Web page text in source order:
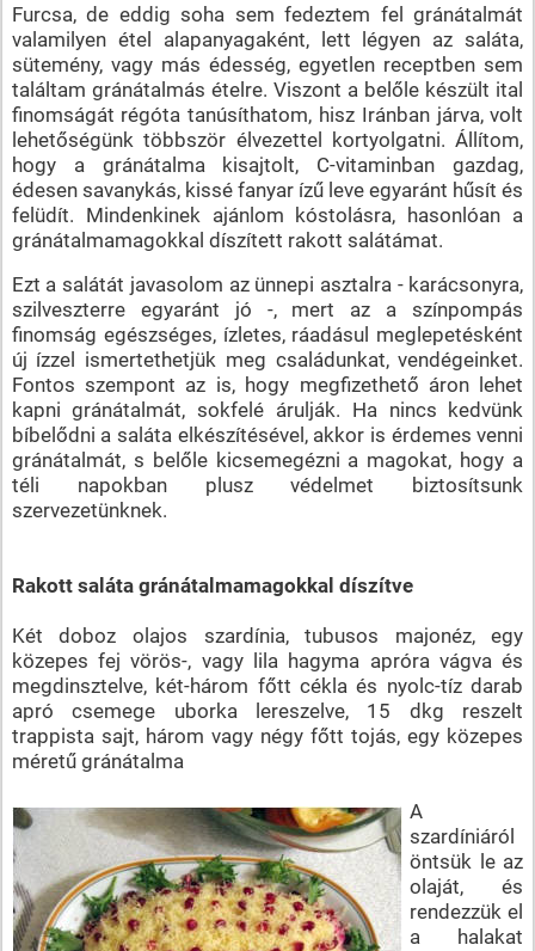
Furcsa, de eddig soha sem fedeztem fel gránátalmát
valamilyen étel alapanyagaként, lett légyen az saláta,
sütemény, vagy más édesség, egyetlen receptben sem
találtam gránátalmás ételre. Viszont a belőle készült ital
finomságát régóta tanúsíthatom, hisz Iránban járva, volt
lehetőségünk többször élvezettel kortyolgatni. Állítom,
hogy a gránátalma kisajtolt, C-vitaminban gazdag,
édesen savanykás, kissé fanyar ízű leve egyaránt hűsít és
felüdít. Mindenkinek ajánlom kóstolásra, hasonlóan a
gránátalmamagokkal díszített rakott salátámat.
Ezt a salátát javasolom az ünnepi asztalra - karácsonyra,
szilveszterre egyaránt jó -, mert az a színpompás
finomság egészséges, ízletes, ráadásul meglepetésként
új ízzel ismertethetjük meg családunkat, vendégeinket.
Fontos szempont az is, hogy megfizethető áron lehet
kapni gránátalmát, sokfelé árulják. Ha nincs kedvünk
bíbelődni a saláta elkészítésével, akkor is érdemes venni
gránátalmát, s belőle kicsemegézni a magokat, hogy a
téli napokban plusz védelmet biztosítsunk
szervezetünknek.
Rakott saláta gránátalmamagokkal díszítve
Két doboz olajos szardínia, tubusos majonéz, egy
közepes fej vörös-, vagy lila hagyma apróra vágva és
megdinsztelve, két-három főtt cékla és nyolc-tíz darab
apró csemege uborka lereszelve, 15 dkg reszelt
trappista sajt, három vagy négy főtt tojás, egy közepes
méretű gránátalma
A
szardíniáról
öntsük le az
olaját, és
rendezzük el
a halakat